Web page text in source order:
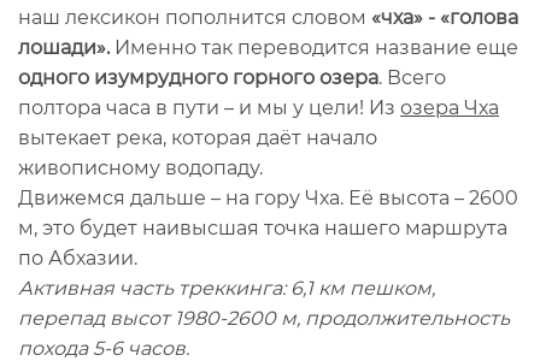
наш лексикон пополнится словом «чха» - «голова
лошади».Именно так переводится название еще
одного изумрудного горного озера. Всего
полтора часа в пути – и мы у цели! Из озера Чха
вытекает река, которая даёт начало
живописному водопаду.
Движемся дальше – на гору Чха. Её высота – 2600
м, это будет наивысшая точка нашего маршрута
по Абхазии.
Активная часть треккинга: 6,1 км пешком,
перепад высот 1980-2600 м, продолжительность
похода 5-6 часов.